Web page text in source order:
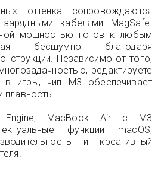
оттенка сопровождаются
кабелями MagSafe.
мощностью готов к любым
бесшумно благодаря
Независимо от того,
редактируете
в игры, чип M3 обеспечивает
Engine, MacBook Air с M3
функции macOS,
и креативный